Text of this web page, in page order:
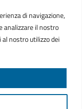
di navigazione,
analizzare il nostro
nostro utilizzo dei